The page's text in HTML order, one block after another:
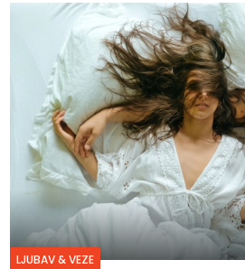
LJUBAV & VEZE